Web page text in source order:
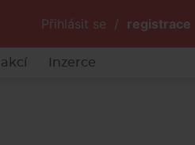
Přihlásit se / registrace
Inzerce